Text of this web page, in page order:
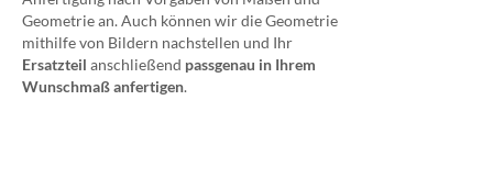
Geometrie an. Auch können wir die Geometrie
mithilfe von Bildern nachstellen und Ihr
Ersatzteil anschließend passgenau in Ihrem
Wunschmaß anfertigen.